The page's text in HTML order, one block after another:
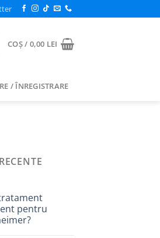
COȘ / 0,00 LEI
/ ÎNREGISTRARE
pentru